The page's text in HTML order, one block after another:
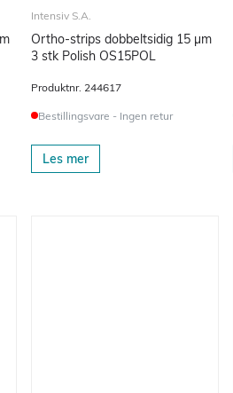
Intensiv S.A.
Ortho-strips dobbeltsidig 15 µm
3 stk Polish OS15POL
Produktnr. 244617
Bestillingsvare - Ingen retur
Les mer